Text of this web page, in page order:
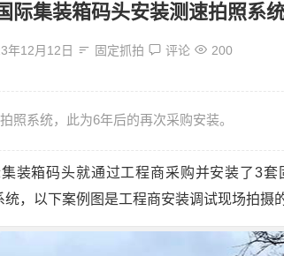
际集装箱码头安装测速拍照系
年12月12日 固定抓拍 评论 200
照系统，此为6年后的再次采购安装。
装箱码头就通过工程商采购并安装了3套
，以下案例图是工程商安装调试现场拍摄